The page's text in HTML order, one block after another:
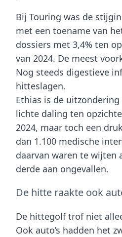
Bij Touring was de
met een toename van
dossiers met 3,4% ten
van 2024. De meest
Nog steeds digestieve
hitteslagen.
Ethias is de
lichte daling ten
2024, maar toch een
dan 1.100 medische
daarvan waren te wijten
derde aan ongevallen.
De hitte raakte ook
De hittegolf trof niet
Ook auto’s hadden het